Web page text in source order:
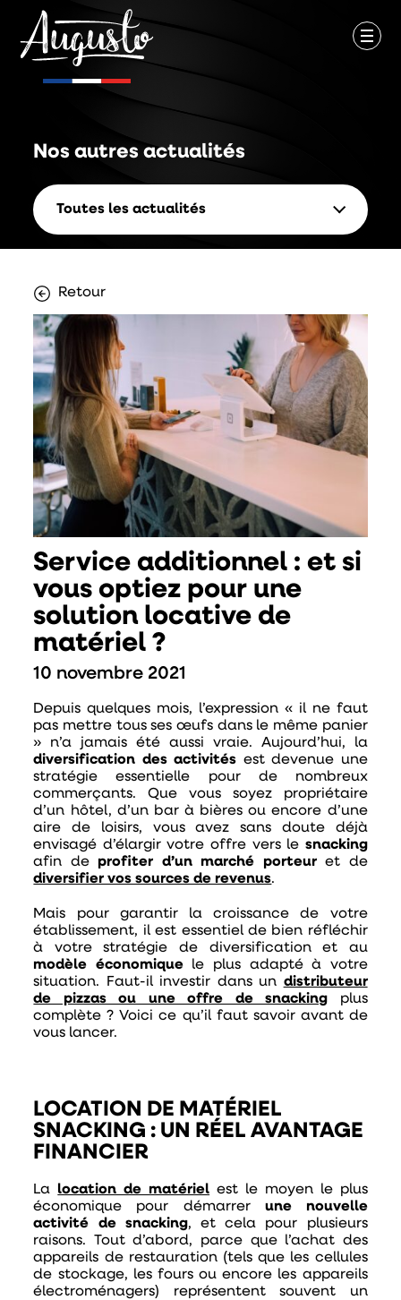
Nos autres actualités
Toutes les actualités
Retour
Service additionnel : et si
vous optiez pour une
solution locative de
matériel ?
10 novembre 2021
Depuis quelques mois, l’expression « il ne faut
pas mettre tous ses œufs dans le même panier
» n’a jamais été aussi vraie. Aujourd’hui, la
diversification des activités est devenue une
stratégie essentielle pour de nombreux
commerçants. Que vous soyez propriétaire
d’un hôtel, d’un bar à bières ou encore d’une
aire de loisirs, vous avez sans doute déjà
envisagé d’élargir votre offre vers le snacking
afin de profiter d’un marché porteuret de
diversifier vos sources de revenus.
Mais pour garantir la croissance de votre
établissement, il est essentiel de bien réfléchir
à votre stratégie de diversification et au
modèle économiquele plus adapté à votre
situation. Faut-il investir dans un distributeur
de pizzas ou une offre de snacking plus
complète ? Voici ce qu’il faut savoir avant de
vous lancer.
LOCATION DE MATÉRIEL
SNACKING : UN RÉEL AVANTAGE
FINANCIER
La location de matériel est le moyen le plus
économique pour démarrer une nouvelle
activité de snacking, et cela pour plusieurs
raisons. Tout d’abord, parce que l’achat des
appareils de restauration (tels que les cellules
de stockage, les fours ou encore les appareils
électroménagers) représentent souvent un